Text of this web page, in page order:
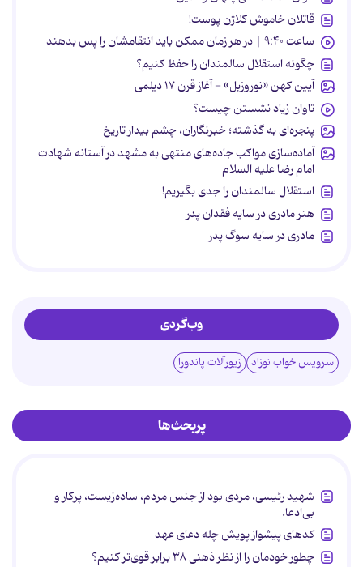
قاتلان خاموش کلاژن پوست!
ساعت ۹:۴۰ | در هر زمان ممکن باید انتقامشان را پس بدهند
چگونه استقلال سالمندان را حفظ کنیم؟
آیین کهن «نوروزبل» - آغاز قرن ۱۷ دیلمی
تاوان زیاد نشستن چیست؟
پنجره‌ای به گذشته؛ خبرنگاران، چشم بیدار تاریخ
آماده‌سازی مواکب جاده‌های منتهی به مشهد در آستانه شهادت
امام رضا علیه السلام
استقلال سالمندان را جدی بگیریم!
هنر مادری در سایه‌ فقدان پدر
مادری در سایه سوگ پدر
وب‌گردی
سرویس خواب نوزاد زیورآلات پاندورا
پربحث‌ها
شهید رئیسی، مردی بود از جنس مردم، ساده‌زیست، پرکار و
بی‌ادعا.
کدهای پیشواز پویش چله دعای عهد
چطور خودمان را از نظر ذهنی ۳۸ برابر قوی‌تر کنیم؟